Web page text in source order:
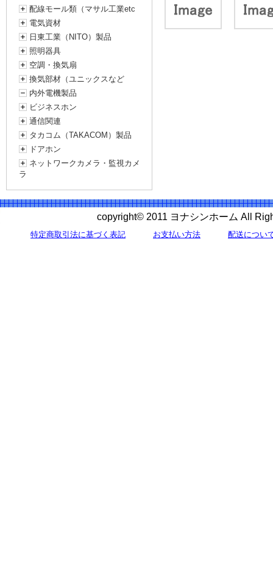
配線モール類（マサル工業etc
電気資材
日東工業（NITO）製品
照明器具
空調・換気扇
換気部材（ユニックスなど
内外電機製品
ビジネスホン
通信関連
タカコム（TAKACOM）製品
ドアホン
ネットワークカメラ・監視カメ
ラ
copyright© 2011 ヨナシンホーム All
特定商取引法に基づく表記 お支払い方法 配送につい